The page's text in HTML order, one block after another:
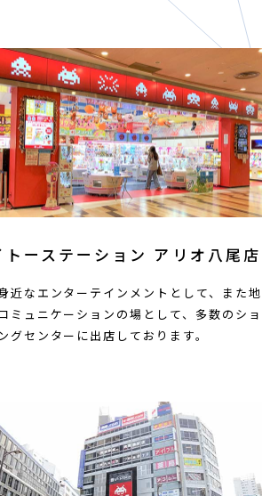
トーステーション アリオ八尾店
近なエンターテインメントとして、また地
ミュニケーションの場として、多数のショ
グセンターに出店しております。